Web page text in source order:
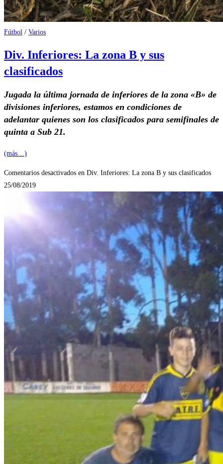
Fútbol / Varios
Div. Inferiores: La zona B y sus
clasificados
Jugada la última jornada de inferiores de la zona «B» de
divisiones inferiores, estamos en condiciones de
adelantar quienes son los clasificados para semifinales de
quinta a Sub 21.
(más…)
Comentarios desactivados en Div. Inferiores: La zona B y sus clasificados
25/08/2019